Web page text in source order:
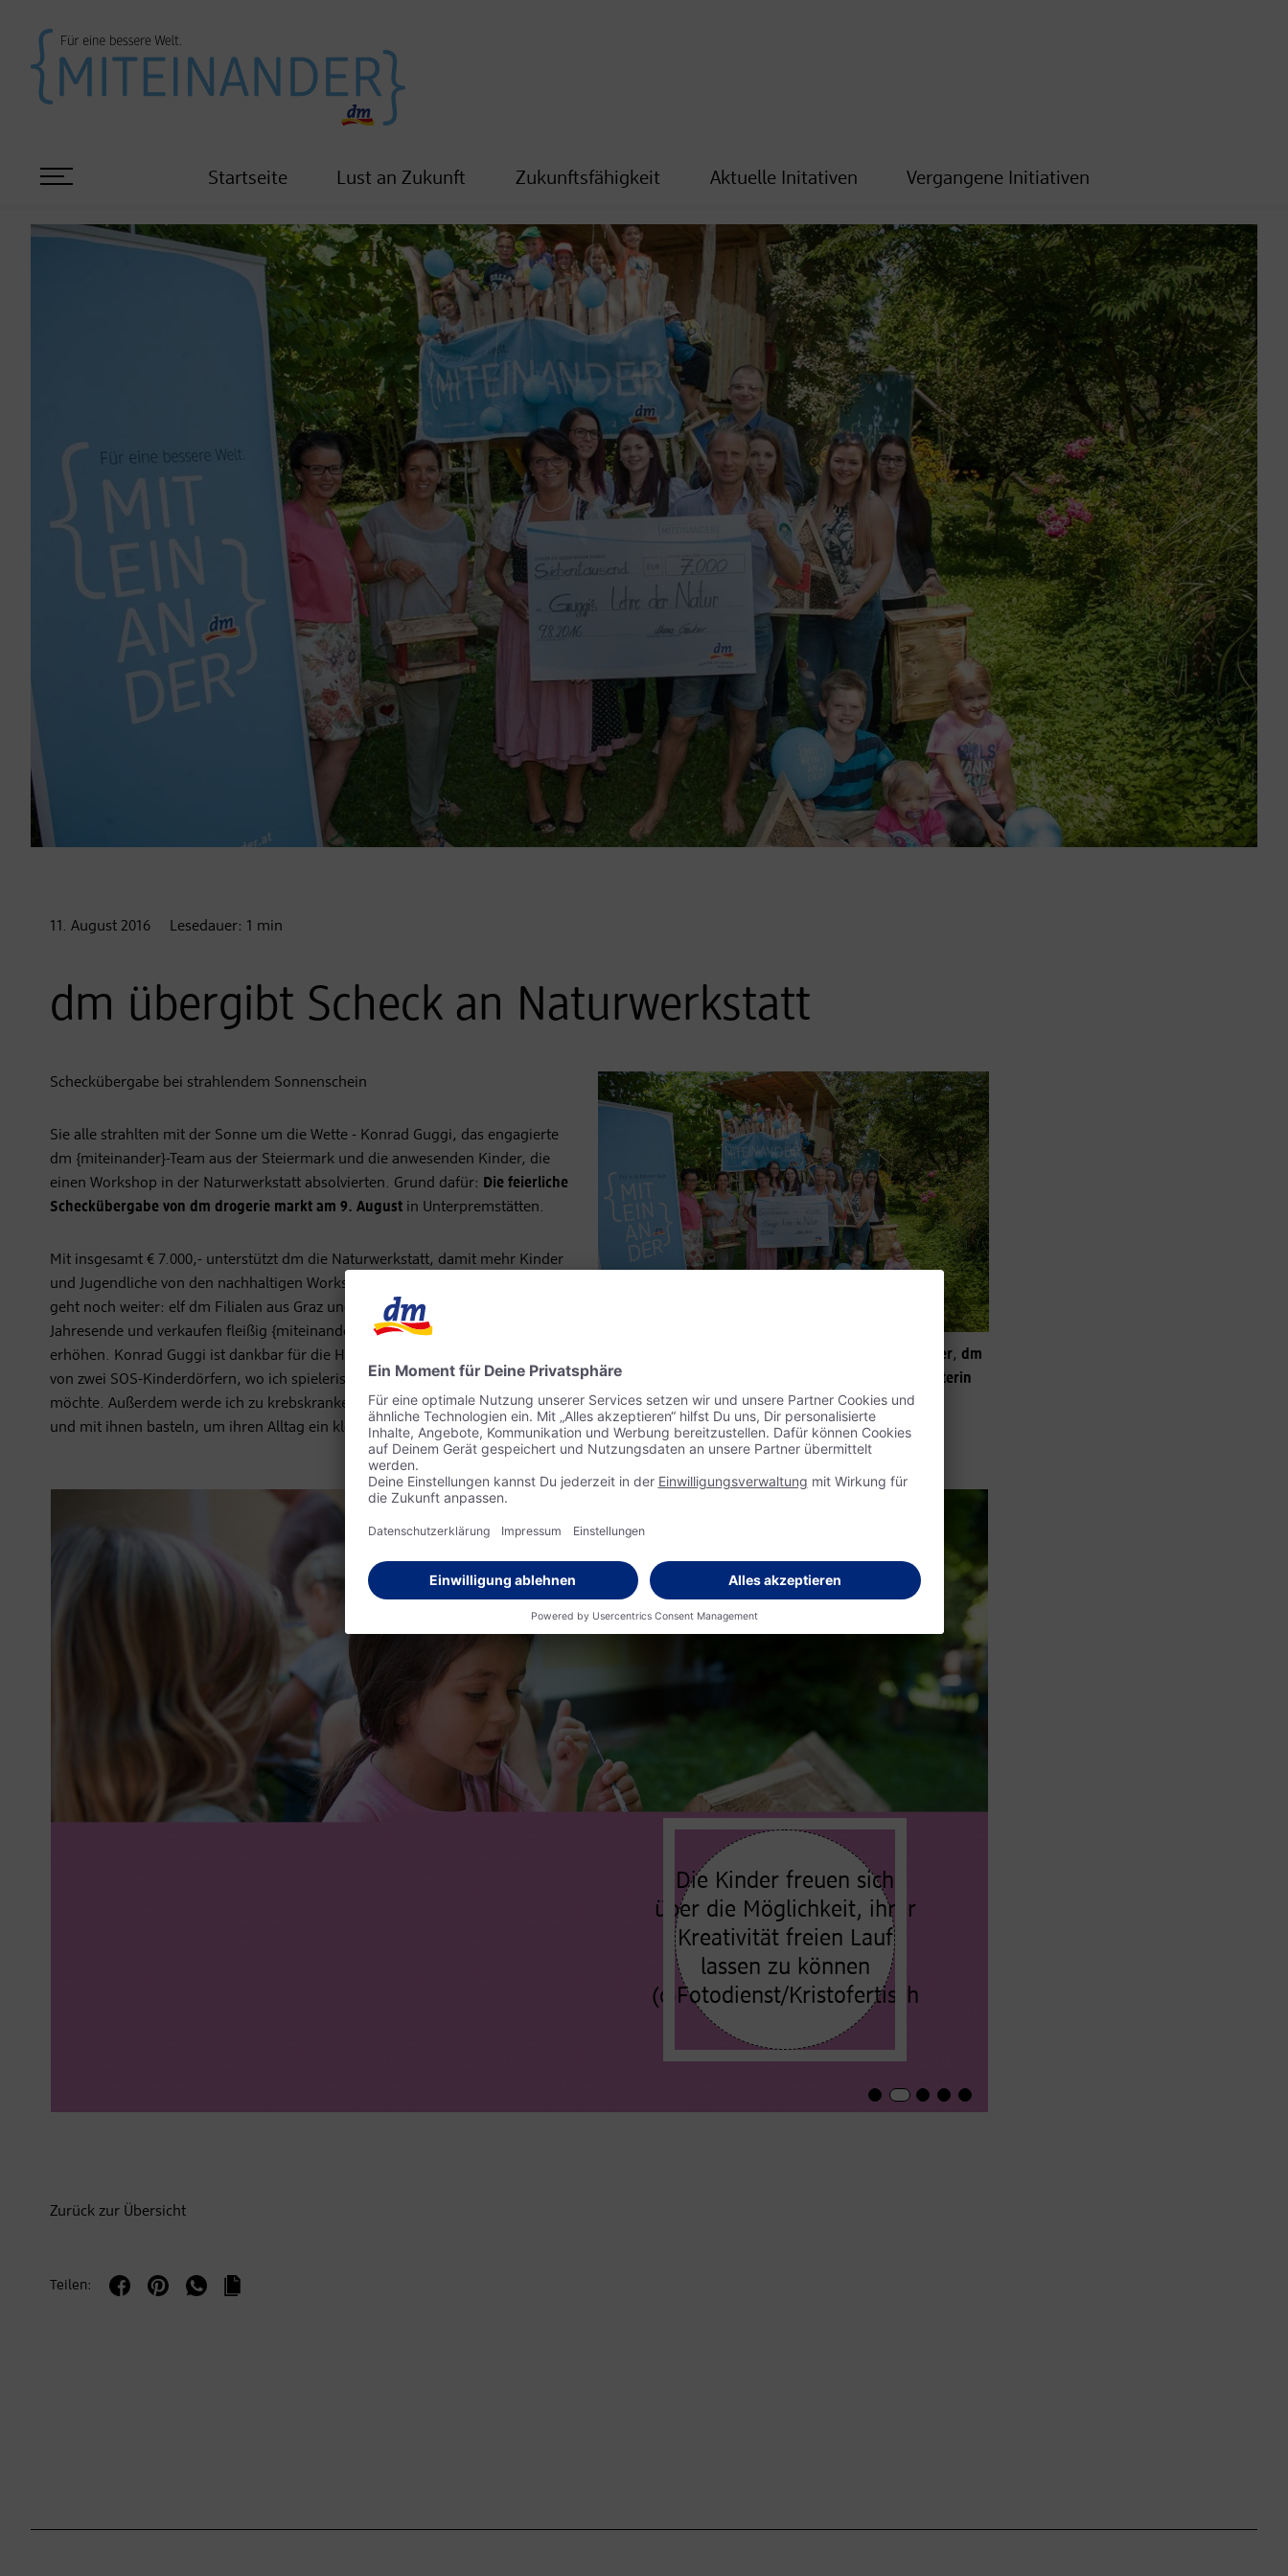
Startseite Lust an Zukunft Zukunftsfähigkeit Aktuelle Initativen Vergangene Initiativen
11. August 2016 Lesedauer: 1 min
dm übergibt Scheck an Naturwerkstatt
Scheckübergabe bei strahlendem Sonnenschein
Sie alle strahlten mit der Sonne um die Wette - Konrad Guggi, das engagierte
dm {miteinander}-Team aus der Steiermark und die anwesenden Kinder, die
einen Workshop in der Naturwerkstatt absolvierten. Grund dafür: Die feierliche
Scheckübergabe von dm drogerie markt am 9. August in Unterpremstätten.
Mit insgesamt € 7.000,- unterstützt dm die Naturwerkstatt, damit mehr Kinder
und Jugendliche von den nachhaltigen Workshops profitieren können. Aber es
geht noch weiter: elf dm Filialen aus Graz und Umgebung sammeln noch bis
Jahresende und verkaufen fleißig {miteinander}-Tragetaschen, um den Betrag zu
erhöhen. Konrad Guggi ist dankbar für die Hilfe: „Ich plane gerade den Besuch
von zwei SOS-Kinderdörfern, wo ich spielerisch Aufklärungsarbeit leisten
möchte. Außerdem werde ich zu krebskranken Kindern in Krankenhäuser gehen
und mit ihnen basteln, um ihren Alltag ein klein wenig aufzuhellen.“
dm Gebietsmanagerin Manuela Grüner, dm
Lehrlingsbeautragte Claudia Schantl
dm Filialleiterin
Maria Gruber sowie einigedm Lehrlinge.
(c)Fotodienst/Kristofertisch
Die Kinder freuen sich
über die Möglichkeit, ihrer
Kreativität freien Lauf
lassen zu können
(c)Fotodienst/Kristofertisch
Zurück zur Übersicht
Teilen: